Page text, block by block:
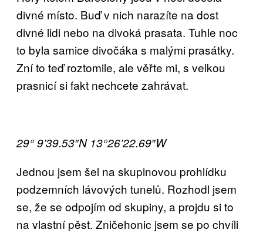
divné místo. Buď v nich narazíte na dost
divné lidi nebo na divoká prasata. Tuhle noc
to byla samice divočáka s malými prasátky.
Zní to teď roztomile, ale věřte mi, s velkou
prasnicí si fakt nechcete zahrávat.
29° 9’39.53″N 13°26’22.69″W
Jednou jsem šel na skupinovou prohlídku
podzemních lávových tunelů. Rozhodl jsem
se, že se odpojím od skupiny, a projdu si to
na vlastní pěst. Zničehonic jsem se po chvíli